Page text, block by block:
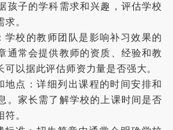
孩子的学科需求和兴趣，评估学校
。
校的教师团队是影响补习效果的
通常会提供教师的资质、经验和教
以据此评估师资力量是否强大。
点：详细列出课程的时间安排和
。家长需了解学校的上课时间是否
。